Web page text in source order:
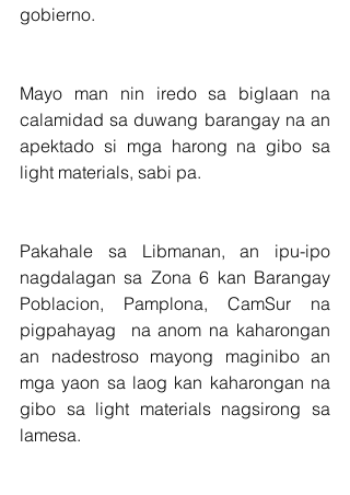
gobierno.
Mayo man nin iredo sa biglaan na
calamidad sa duwang barangay na an
apektado si mga harong na gibo sa
light materials, sabi pa.
Pakahale sa Libmanan, an ipu-ipo
nagdalagan sa Zona 6 kan Barangay
Poblacion, Pamplona, CamSur na
pigpahayag  na anom na kaharongan
an nadestroso mayong maginibo an
mga yaon sa laog kan kaharongan na
gibo sa light materials nagsirong sa
lamesa.